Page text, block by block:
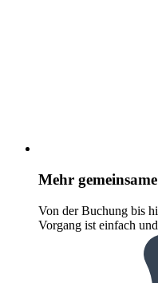
Mehr
Von der Buchung bis
Vorgang ist einfach